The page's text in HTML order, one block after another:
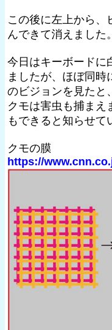
この後に左上から、
んできて消えました。
今日はキーボードに
ましたが、ほぼ同時
のビジョンを見たと
クモは害虫も捕まえ
もできると知らせて
クモの膜
https://